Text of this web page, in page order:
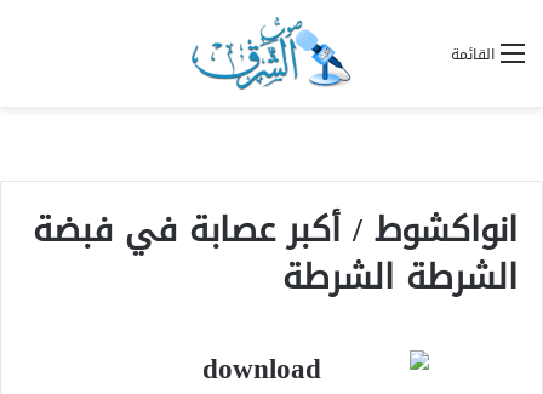
القائمة
انواكشوط / أكبر عصابة في فبضة
الشرطة الشرطة